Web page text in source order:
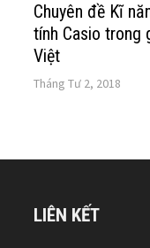
Chuyên đề Kĩ
tính Casio trong
Việt
Tháng Tư 2, 2018
LIÊN KẾT